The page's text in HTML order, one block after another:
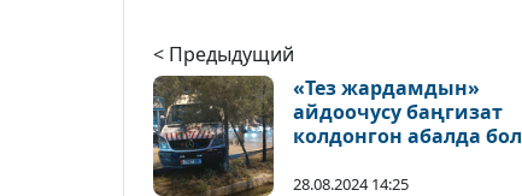
< Предыдущий
«Тез жардамдын»
айдоочусу баңгизат
колдонгон абалда
28.08.2024 14:25